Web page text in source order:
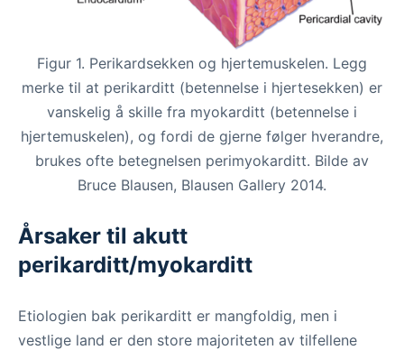
Figur 1. Perikardsekken og hjertemuskelen. Legg
merke til at perikarditt (betennelse i hjertesekken) er
vanskelig å skille fra myokarditt (betennelse i
hjertemuskelen), og fordi de gjerne følger hverandre,
brukes ofte betegnelsen perimyokarditt. Bilde av
Bruce Blausen, Blausen Gallery 2014.
Årsaker til akutt
perikarditt/myokarditt
Etiologien bak perikarditt er mangfoldig, men i
vestlige land er den store majoriteten av tilfellene